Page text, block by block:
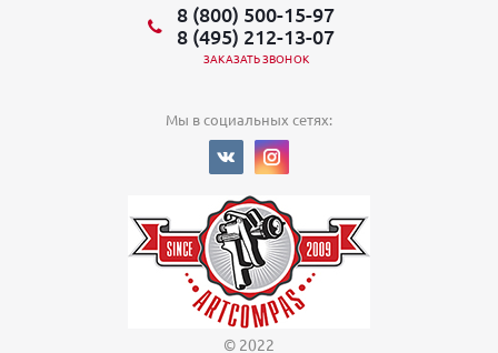
8 (800) 500-15-97
8 (495) 212-13-07
ЗАКАЗАТЬ ЗВОНОК
Мы в социальных сетях:
© 2022